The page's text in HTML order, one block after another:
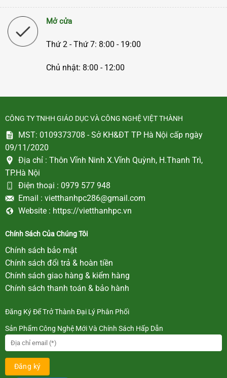
Mở cửa
Thứ 2 - Thứ 7: 8:00 - 19:00
Chủ nhật: 8:00 - 12:00
CÔNG TY TNHH GIÁO DỤC VÀ CÔNG NGHỆ VIỆT THÀNH
MST: 0109373708 - Sở KH&ĐT TP Hà Nội cấp ngày
09/11/2020
Địa chỉ : Thôn Vĩnh Ninh X.Vĩnh Quỳnh, H.Thanh Trì,
TP.Hà Nội
Điện thoại : 0979 577 948
Email : vietthanhpc286@gmail.com
Website : https://vietthanhpc.vn
Chính Sách Của Chúng Tôi
Chính sách bảo mật
Chính sách đổi trả & hoàn tiền
Chính sách giao hàng & kiểm hàng
Chính sách thanh toán & bảo hành
Đăng Ký Để Trở Thành Đại Lý Phân Phối
Sản Phẩm Công Nghệ Mới Và Chính Sách Hấp Dẫn